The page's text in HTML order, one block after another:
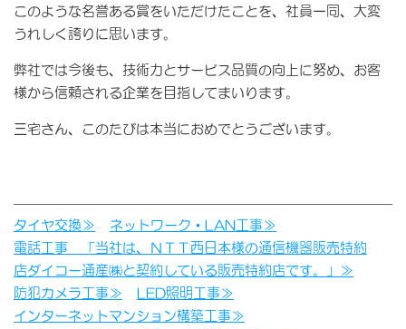
このような名誉ある賞をいただけたことを、社員一同、大変
うれしく誇りに思います。
弊社では今後も、技術力とサービス品質の向上に努め、お客
様から信頼される企業を目指してまいります。
三宅さん、このたびは本当におめでとうございます。
タイヤ交換≫
ネットワーク・LAN工事≫
電話工事 「当社は、ＮＴＴ西日本様の通信機器販売特約
店ダイコー通産㈱と契約している販売特約店です。」≫
防犯カメラ工事≫
LED照明工事≫
インターネットマンション構築工事≫